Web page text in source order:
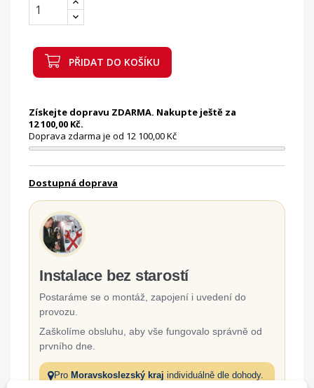
PŘIDAT DO KOŠÍKU
Získejte dopravu ZDARMA. Nakupte ještě za
12 100,00 Kč.
Doprava zdarma je od 12 100,00 Kč
Dostupná doprava
Instalace bez starostí
Postaráme se o montáž, zapojení i uvedení do
provozu.
Zaškolíme obsluhu, aby vše fungovalo správně od
prvního dne.
Pro Moravskoslezský kraj individuálně dle dohody.